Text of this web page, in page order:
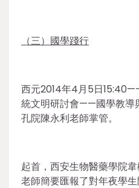
（三）國學踐行
西元2014年4月5日
統文明研討會——國學教導
孔院陳永利老師掌管。
起首，西安生物醫藥學院
老師簡要匯報了對年夜學